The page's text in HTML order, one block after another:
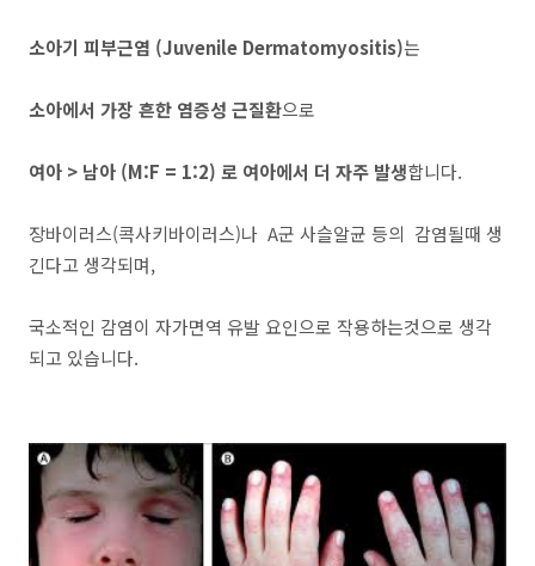
소아기 피부근염 (Juvenile Dermatomyositis)는
소아에서 가장 흔한 염증성 근질환으로
여아 > 남아 (M:F = 1:2) 로 여아에서 더 자주 발생합니다.
장바이러스(콕사키바이러스)나 A군 사슬알균 등의 감염될때 생
긴다고 생각되며,
국소적인 감염이 자가면역 유발 요인으로 작용하는것으로 생각
되고 있습니다.